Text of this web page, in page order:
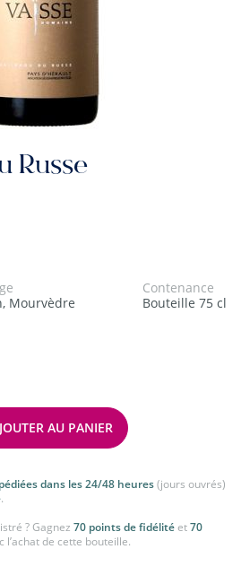
Russe
Mourvèdre
Contenance
Bouteille 75 cl
AU PANIER
dans les 24/48 heures(jours ouvrés)
.
? Gagnez 70 points de fidélité et70
l’achat de cette bouteille.